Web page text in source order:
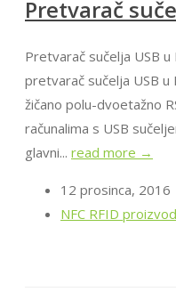
Pretvarač
Pretvarač sučelja USB
pretvarač sučelja USB
žičano polu-dvoetažno
računalima s USB
glavni... read more →
12 prosinca, 2016
NFC RFID